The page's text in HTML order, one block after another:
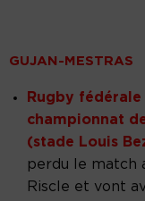
GUJAN-MESTRAS
Rugby
championnat
(stade Louis
perdu le match
Riscle et vont